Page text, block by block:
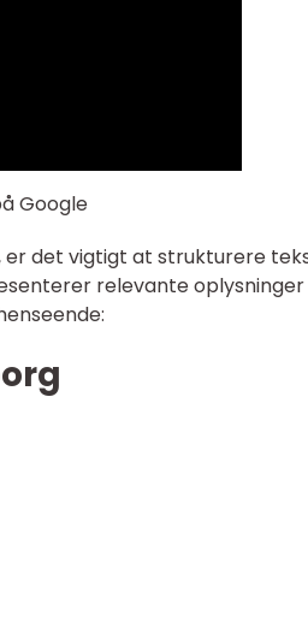
Google
det vigtigt at strukturere
relevante